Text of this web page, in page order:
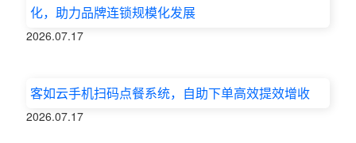
化，助力品牌连锁规模化发展
2026.07.17
客如云手机扫码点餐系统，自助下单高效提效增收
2026.07.17